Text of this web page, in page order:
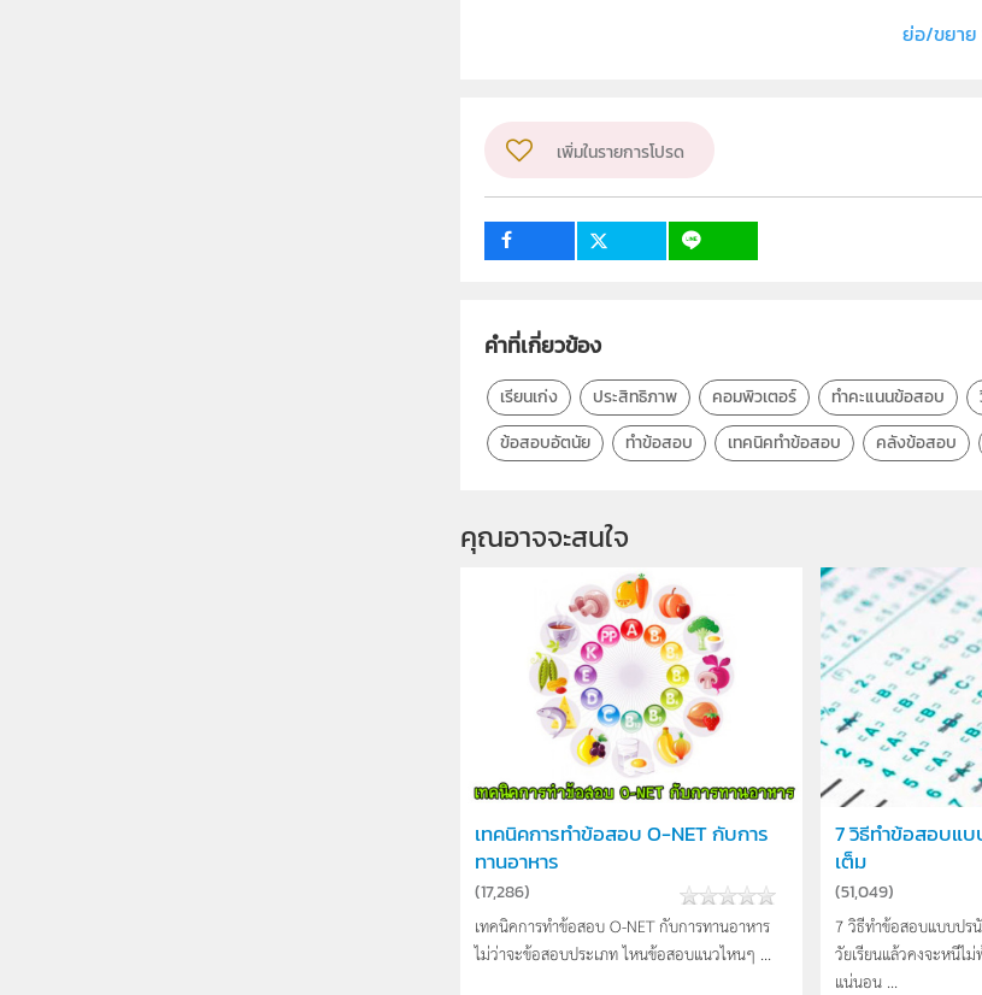
กลุ่มเป้าหมาย
ย่อ/ขยาย
เพิ่มในรายการโปรด
คำที่เกี่ยวข้อง
เรียนเก่ง ประสิทธิภาพ คอมพิวเตอร์ ทำคะแนนข้อสอบ
ข้อสอบอัตนัย
ทำข้อสอบ เทคนิคทำข้อสอบ คลังข้อสอบ
คุณอาจจะสนใจ
เทคนิคการทำข้อสอบ O-NET กับการ
ทานอาหาร
(17,286)
เทคนิคการทำข้อสอบ O-NET กับการทานอาหาร
ไม่ว่าจะข้อสอบประเภท ไหนข้อสอบแนวไหนๆ ...
7 วิธีทำข้อสอบแบ
เต็ม
(51,049)
7 วิธีทำข้อสอบแบบปร
วัยเรียนแล้วคงจะหนีไ
แน่นอน ...